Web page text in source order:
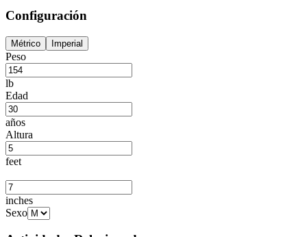
Configuración
Métrico Imperial
Peso
lb
Edad
años
Altura
feet
inches
Sexo